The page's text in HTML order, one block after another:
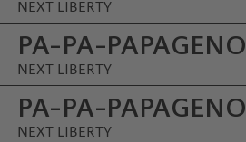
NEXT LIBERTY
PA-PA-PAPAGENO
NEXT LIBERTY
PA-PA-PAPAGENO
NEXT LIBERTY